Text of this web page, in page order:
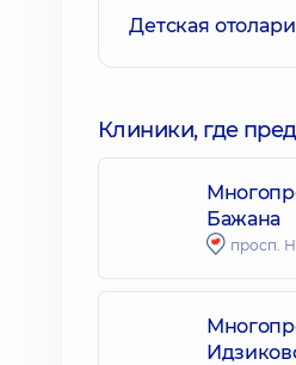
Детская
Клиники, где
Бажана
просп.